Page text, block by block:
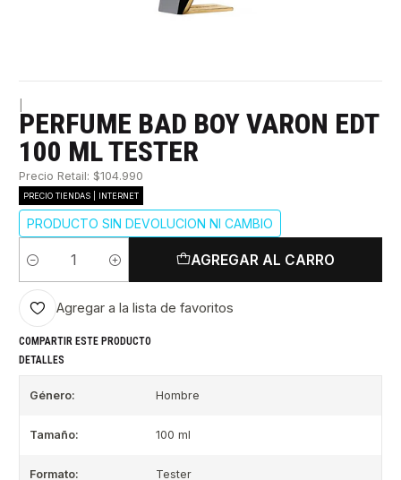
PERFUME BAD BOY VARON EDT
100 ML TESTER
Precio Retail: $104.990
PRECIO TIENDAS | INTERNET
PRODUCTO SIN DEVOLUCION NI CAMBIO
Cantidad
AGREGAR AL CARRO
Agregar a la lista de favoritos
COMPARTIR ESTE PRODUCTO
DETALLES
Género: Hombre
Tamaño: 100 ml
Formato: Tester